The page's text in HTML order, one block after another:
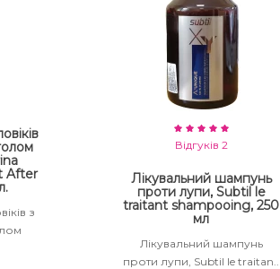
After
з
Відгуків 2
Лікувальний шампунь
проти лупи, Subtil le
traitant shampooing, 250
мл
Лікувальний шампунь
проти лупи, Subtil le traitan..